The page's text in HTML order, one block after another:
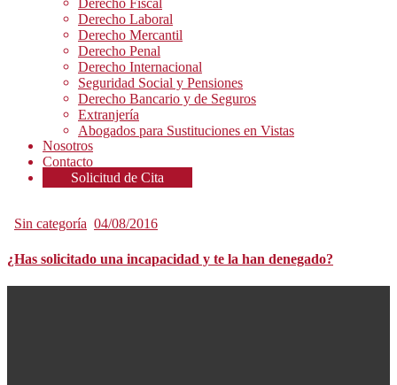
Derecho Laboral
Derecho Mercantil
Derecho Penal
Derecho Internacional
Seguridad Social y Pensiones
Derecho Bancario y de Seguros
Extranjería
Abogados para Sustituciones en Vistas
Nosotros
Contacto
Solicitud de Cita
Sin categoría 04/08/2016
¿Has solicitado una incapacidad y te la han denegado?